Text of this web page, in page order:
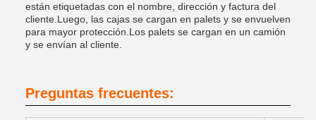
están etiquetadas con el nombre, dirección y factura del
cliente.Luego, las cajas se cargan en palets y se envuelven
para mayor protección.Los palets se cargan en un camión
y se envían al cliente.
Preguntas frecuentes: